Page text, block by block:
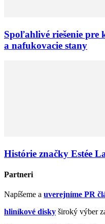
Spoľahlivé riešenie pre
a nafukovacie stany
Histórie značky Estée
Partneri
Napíšeme a uverejníme PR
hliníkové disky široký výber